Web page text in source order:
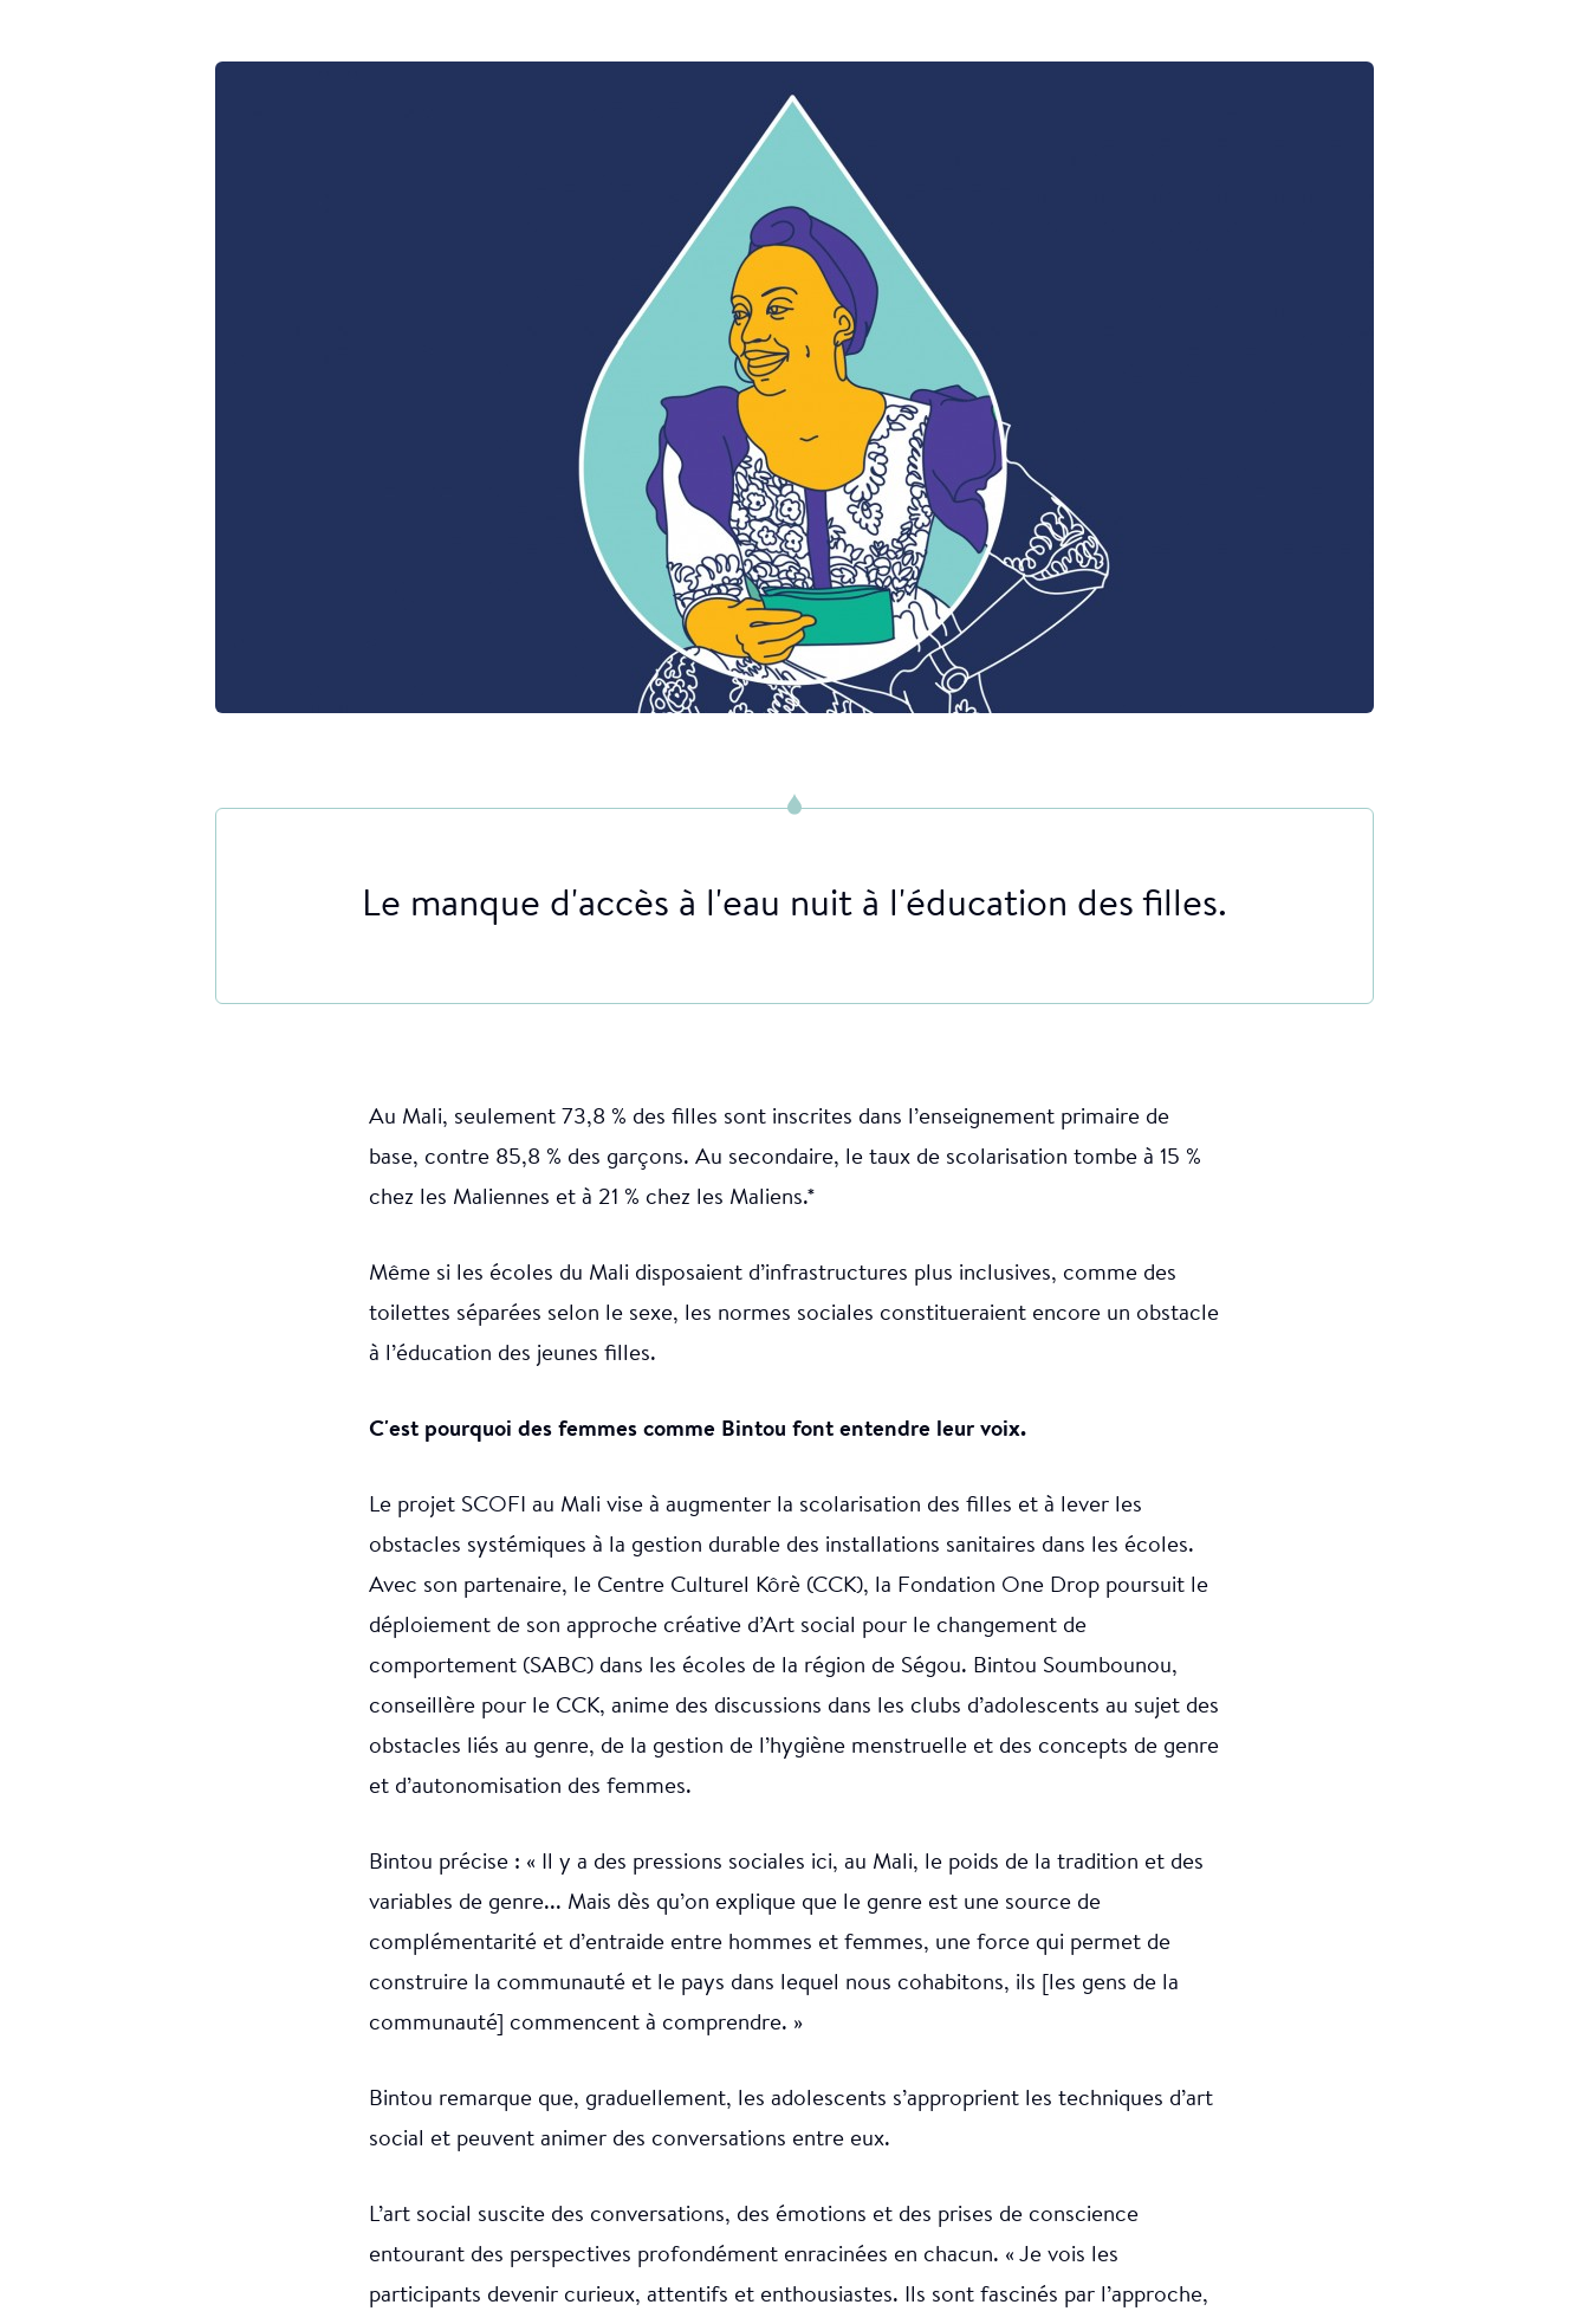
Le manque d'accès à l'eau nuit à l'éducation des filles.
Au Mali, seulement 73,8 % des filles sont inscrites dans l’enseignement primaire de
base, contre 85,8 % des garçons. Au secondaire, le taux de scolarisation tombe à 15 %
chez les Maliennes et à 21 % chez les Maliens.*
Même si les écoles du Mali disposaient d’infrastructures plus inclusives, comme des
toilettes séparées selon le sexe, les normes sociales constitueraient encore un obstacle
à l’éducation des jeunes filles.
C'est pourquoi des femmes comme Bintou font entendre leur voix.
Le projet SCOFI au Mali vise à augmenter la scolarisation des filles et à lever les
obstacles systémiques à la gestion durable des installations sanitaires dans les écoles.
Avec son partenaire, le Centre Culturel Kôrè (CCK), la Fondation One Drop poursuit le
déploiement de son approche créative d’Art social pour le changement de
comportement (SABC) dans les écoles de la région de Ségou. Bintou Soumbounou,
conseillère pour le CCK, anime des discussions dans les clubs d’adolescents au sujet des
obstacles liés au genre, de la gestion de l’hygiène menstruelle et des concepts de genre
et d’autonomisation des femmes.
Bintou précise : « Il y a des pressions sociales ici, au Mali, le poids de la tradition et des
variables de genre... Mais dès qu’on explique que le genre est une source de
complémentarité et d’entraide entre hommes et femmes, une force qui permet de
construire la communauté et le pays dans lequel nous cohabitons, ils [les gens de la
communauté] commencent à comprendre. »
Bintou remarque que, graduellement, les adolescents s’approprient les techniques d’art
social et peuvent animer des conversations entre eux.
L’art social suscite des conversations, des émotions et des prises de conscience
entourant des perspectives profondément enracinées en chacun. « Je vois les
participants devenir curieux, attentifs et enthousiastes. Ils sont fascinés par l’approche,